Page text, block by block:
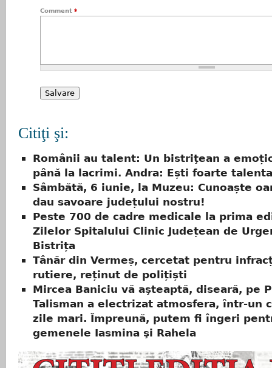
Comment *
Citiţi şi:
Românii au talent: Un bistriţean a
până la lacrimi. Andra: Ești foarte
Sâmbătă, 6 iunie, la Muzeu: Cunoaște
dau savoare județului nostru!
Peste 700 de cadre medicale la prima
Zilelor Spitalului Clinic Județean de
Bistrița
Tânăr din Vermeș, cercetat pentru
rutiere, reținut de polițiști
Mircea Baniciu vă aşteaptă, diseară, pe
Talisman a electrizat atmosfera, într-un
zile mari. Împreună, putem fi îngeri
gemenele Iasmina şi Rahela